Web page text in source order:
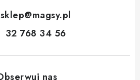
sklep@magsy.pl
32 768 34 56